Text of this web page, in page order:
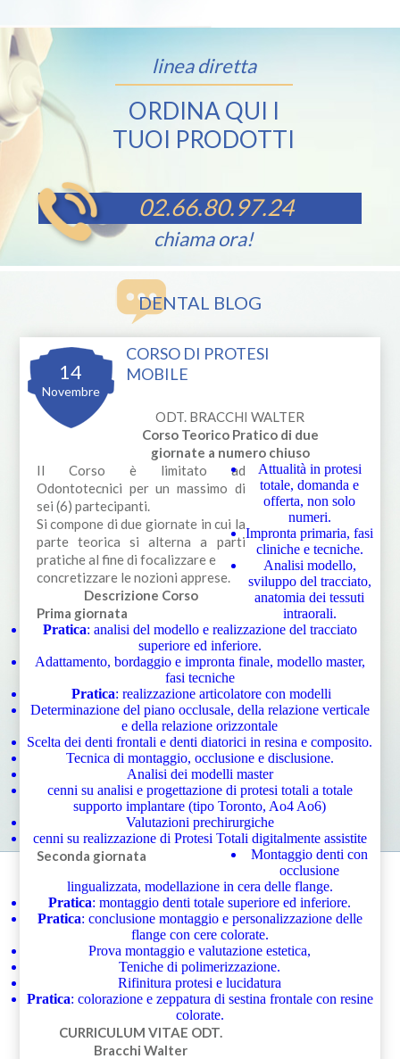
linea diretta
ORDINA QUI I
TUOI PRODOTTI
02.66.80.97.24
chiama ora!
DENTAL BLOG
14
Novembre
CORSO DI PROTESI
MOBILE
ODT. BRACCHI WALTER
Corso Teorico Pratico di due
giornate a numero chiuso
Il Corso è limitato ad
Odontotecnici per un massimo di
sei (6) partecipanti.
Si compone di due giornate in cui la
parte teorica si alterna a parti
pratiche al fine di focalizzare e
concretizzare le nozioni apprese.
Descrizione Corso
Prima giornata
Attualità in protesi
totale, domanda e
offerta, non solo
numeri.
Impronta primaria, fasi
cliniche e tecniche.
Analisi modello,
sviluppo del tracciato,
anatomia dei tessuti
intraorali.
Pratica: analisi del modello e realizzazione del tracciato
superiore ed inferiore.
Adattamento, bordaggio e impronta finale, modello master,
fasi tecniche
Pratica: realizzazione articolatore con modelli
Determinazione del piano occlusale, della relazione verticale
e della relazione orizzontale
Scelta dei denti frontali e denti diatorici in resina e composito.
Tecnica di montaggio, occlusione e disclusione.
Analisi dei modelli master
cenni su analisi e progettazione di protesi totali a totale
supporto implantare (tipo Toronto, Ao4 Ao6)
Valutazioni prechirurgiche
cenni su realizzazione di Protesi Totali digitalmente assistite
Seconda giornata
Montaggio denti con
occlusione
lingualizzata, modellazione in cera delle flange.
Pratica: montaggio denti totale superiore ed inferiore.
Pratica: conclusione montaggio e personalizzazione delle
flange con cere colorate.
Prova montaggio e valutazione estetica,
Teniche di polimerizzazione.
Rifinitura protesi e lucidatura
Pratica: colorazione e zeppatura di sestina frontale con resine
colorate.
CURRICULUM VITAE ODT.
Bracchi Walter